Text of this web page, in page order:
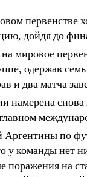
первенстве
дойдя до
мировое
одержав
и два матча
намерена снова
Аргентины по
у команды нет
поражения на